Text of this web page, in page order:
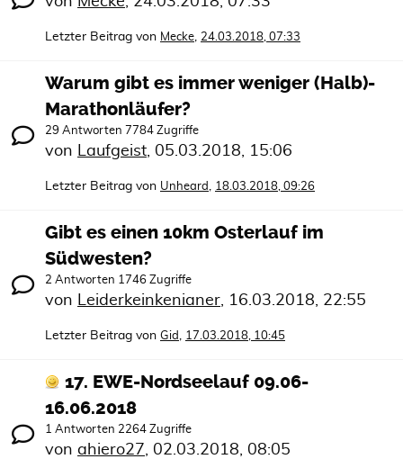
Letzter Beitrag von Mecke 24.03.2018, 07:33
Warum gibt es immer weniger (Halb)-
Marathonläufer?
29 Antworten 7784 Zugriffe
von Laufgeist 05.03.2018, 15:06
Letzter Beitrag von Unheard 18.03.2018, 09:26
Gibt es einen 10km Osterlauf im
Südwesten?
2 Antworten 1746 Zugriffe
von Leiderkeinkenianer 16.03.2018, 22:55
Letzter Beitrag von Gid 17.03.2018, 10:45
17. EWE-Nordseelauf 09.06-
16.06.2018
1 Antworten 2264 Zugriffe
von ahiero27 02.03.2018, 08:05